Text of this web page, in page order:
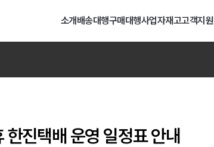
소개배송대행구매대행사업자재고고객지원
담배 니코틴 용액 수입 통관 지침 안내
07. 29
한진택배 운영 일정표 안내